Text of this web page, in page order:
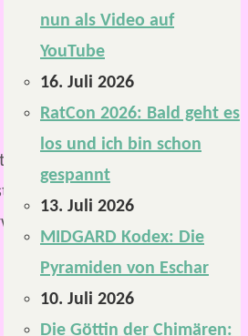
nun als Video auf
YouTube
16. Juli 2026
RatCon 2026: Bald geht es
los und ich bin schon
gespannt
13. Juli 2026
MIDGARD Kodex: Die
Pyramiden von Eschar
10. Juli 2026
Die Göttin der Chimären: